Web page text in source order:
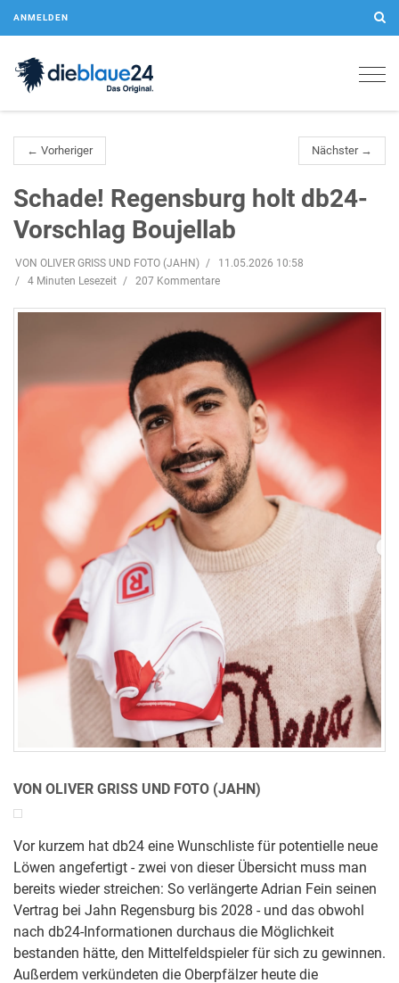
ANMELDEN
← Vorheriger Nächster →
Schade! Regensburg holt db24-
Vorschlag Boujellab
VON OLIVER GRISS UND FOTO (JAHN)
11.05.2026 10:58
4 Minuten Lesezeit
207 Kommentare
VON OLIVER GRISS UND FOTO (JAHN)
Vor kurzem hat db24 eine Wunschliste für potentielle neue
Löwen angefertigt - zwei von dieser Übersicht muss man
bereits wieder streichen: So verlängerte Adrian Fein seinen
Vertrag bei Jahn Regensburg bis 2028 - und das obwohl
nach db24-Informationen durchaus die Möglichkeit
bestanden hätte, den Mittelfeldspieler für sich zu gewinnen.
Außerdem verkündeten die Oberpfälzer heute die